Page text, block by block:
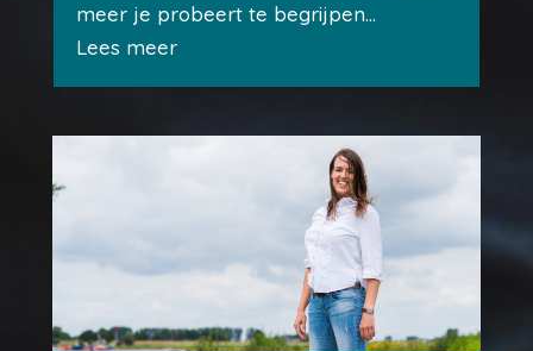
meer je probeert te begrijpen...
Lees meer